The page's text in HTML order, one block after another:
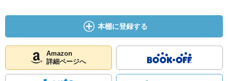
本棚に登録する
Amazon
詳細ページへ